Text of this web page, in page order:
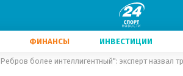
ФИНАНСЫ ИНВЕСТИЦИИ
более интеллигентный": эксперт назвал